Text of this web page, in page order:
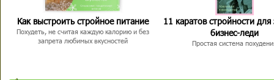
Как выстроить стройное питание
Похудеть, не считая каждую калорию и без
запрета любимых вкусностей
11 каратов стройности для
бизнес-леди
Простая система